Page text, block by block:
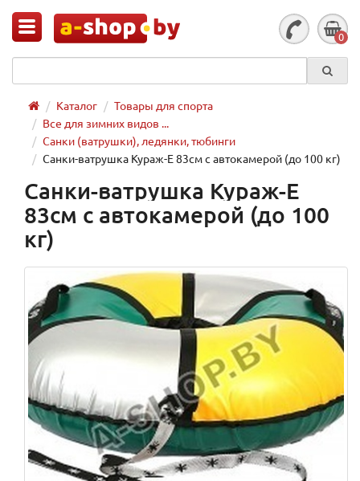
0
Каталог
Товары для спорта
Все для зимних видов ...
Санки (ватрушки), ледянки, тюбинги
Санки-ватрушка Кураж-Е 83см с автокамерой (до 100 кг)
Санки-ватрушка Кураж-Е
83см с автокамерой (до 100
кг)